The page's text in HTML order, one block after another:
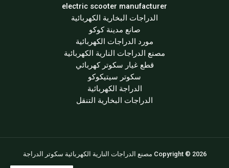
electric scooter manufacturer
الدراجات البخارية الكهربائية
صانع مدينة كوكو
مورد الدراجات الكهربائية
مصنع الدراجات النارية الكهربائية
قطع غيار سكوتر كهربائي
سكوتر سيتيكوكو
الدراجة الكهربائية
الدراجات البخارية التنقل
Copyright © 2026 مصنع الدراجات النارية الكهربائية سكوتر الدراجة